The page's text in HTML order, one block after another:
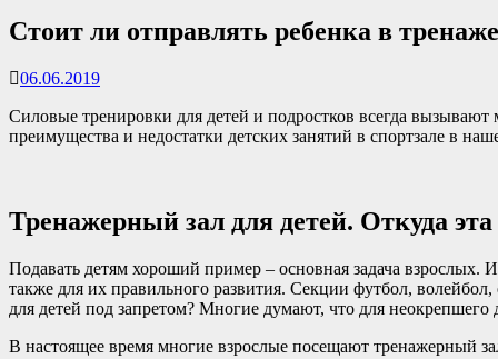
Стоит ли отправлять ребенка в
06.06.2019
Силовые тренировки для детей и подростков всегда
преимущества и недостатки детских занятий в спортзале в
Тренажерный зал для детей. Откуда эта
Подавать детям хороший пример – основная задача взрослых.
также для их правильного развития. Секции футбол,
для детей под запретом? Многие думают, что для
В настоящее время многие взрослые посещают тренажерный